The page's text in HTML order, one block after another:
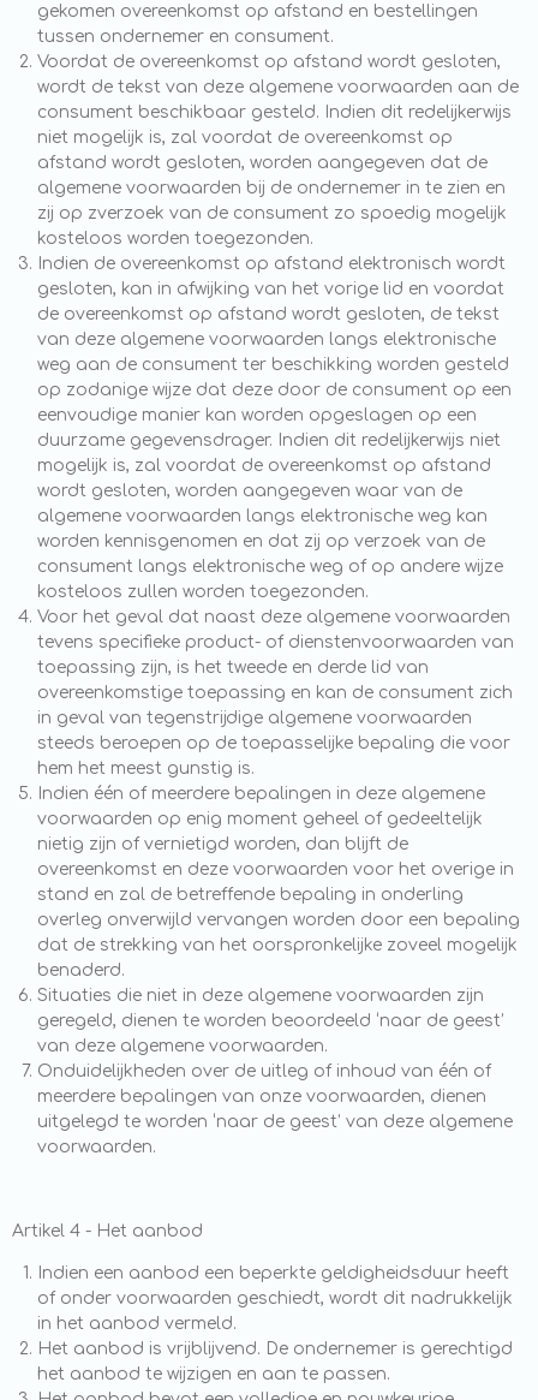
gekomen overeenkomst op afstand en bestellingen
tussen ondernemer en consument.
Voordat de overeenkomst op afstand wordt gesloten,
wordt de tekst van deze algemene voorwaarden aan de
consument beschikbaar gesteld. Indien dit redelijkerwijs
niet mogelijk is, zal voordat de overeenkomst op
afstand wordt gesloten, worden aangegeven dat de
algemene voorwaarden bij de ondernemer in te zien en
zij op zverzoek van de consument zo spoedig mogelijk
kosteloos worden toegezonden.
Indien de overeenkomst op afstand elektronisch wordt
gesloten, kan in afwijking van het vorige lid en voordat
de overeenkomst op afstand wordt gesloten, de tekst
van deze algemene voorwaarden langs elektronische
weg aan de consument ter beschikking worden gesteld
op zodanige wijze dat deze door de consument op een
eenvoudige manier kan worden opgeslagen op een
duurzame gegevensdrager. Indien dit redelijkerwijs niet
mogelijk is, zal voordat de overeenkomst op afstand
wordt gesloten, worden aangegeven waar van de
algemene voorwaarden langs elektronische weg kan
worden kennisgenomen en dat zij op verzoek van de
consument langs elektronische weg of op andere wijze
kosteloos zullen worden toegezonden.
Voor het geval dat naast deze algemene voorwaarden
tevens specifieke product- of dienstenvoorwaarden van
toepassing zijn, is het tweede en derde lid van
overeenkomstige toepassing en kan de consument zich
in geval van tegenstrijdige algemene voorwaarden
steeds beroepen op de toepasselijke bepaling die voor
hem het meest gunstig is.
Indien één of meerdere bepalingen in deze algemene
voorwaarden op enig moment geheel of gedeeltelijk
nietig zijn of vernietigd worden, dan blijft de
overeenkomst en deze voorwaarden voor het overige in
stand en zal de betreffende bepaling in onderling
overleg onverwijld vervangen worden door een bepaling
dat de strekking van het oorspronkelijke zoveel mogelijk
benaderd.
Situaties die niet in deze algemene voorwaarden zijn
geregeld, dienen te worden beoordeeld ‘naar de geest’
van deze algemene voorwaarden.
Onduidelijkheden over de uitleg of inhoud van één of
meerdere bepalingen van onze voorwaarden, dienen
uitgelegd te worden ‘naar de geest’ van deze algemene
voorwaarden.
Artikel 4 - Het aanbod
Indien een aanbod een beperkte geldigheidsduur heeft
of onder voorwaarden geschiedt, wordt dit nadrukkelijk
in het aanbod vermeld.
Het aanbod is vrijblijvend. De ondernemer is gerechtigd
het aanbod te wijzigen en aan te passen.